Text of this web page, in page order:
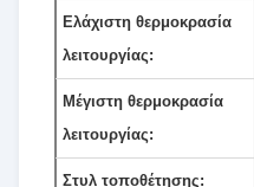
Ελάχιστη θερμοκρασία
λειτουργίας:
Μέγιστη θερμοκρασία
λειτουργίας:
Στυλ τοποθέτησης: